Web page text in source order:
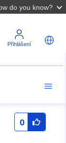
do you know?
Přihlášení
0